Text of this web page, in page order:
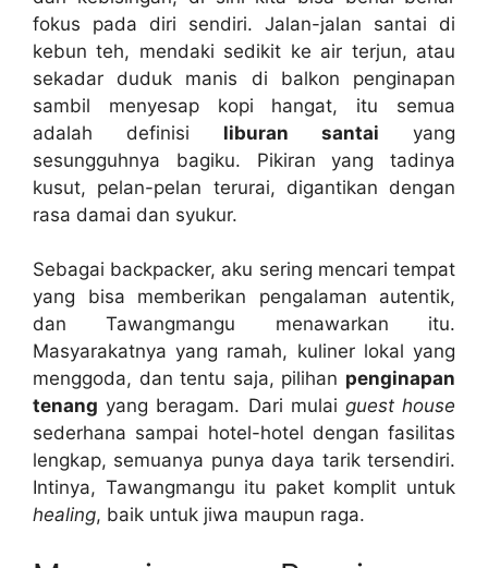
fokus pada diri sendiri. Jalan-jalan santai di
kebun teh, mendaki sedikit ke air terjun, atau
sekadar duduk manis di balkon penginapan
sambil menyesap kopi hangat, itu semua
adalah definisi liburan santai yang
sesungguhnya bagiku. Pikiran yang tadinya
kusut, pelan-pelan terurai, digantikan dengan
rasa damai dan syukur.
Sebagai backpacker, aku sering mencari tempat
yang bisa memberikan pengalaman autentik,
dan Tawangmangu menawarkan itu.
Masyarakatnya yang ramah, kuliner lokal yang
menggoda, dan tentu saja, pilihan penginapan
tenang yang beragam. Dari mulai guest house
sederhana sampai hotel-hotel dengan fasilitas
lengkap, semuanya punya daya tarik tersendiri.
Intinya, Tawangmangu itu paket komplit untuk
healing, baik untuk jiwa maupun raga.